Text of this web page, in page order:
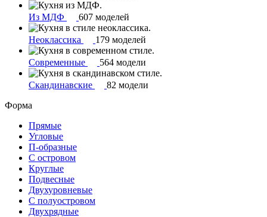
Из МДФ 607 моделей
Неоклассика 179 моделей
Современные 564 модели
Скандинавские
82 модели
Форма
Прямые
Угловые
П-образные
С островом
Круглые
Подвесные
Двухуровневые
С полуостровом
Двухрядные